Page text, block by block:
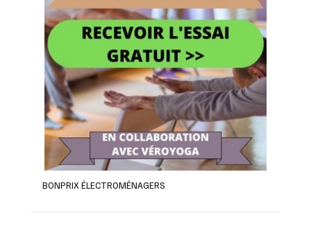
BONPRIX ÉLECTROMÉNAGERS